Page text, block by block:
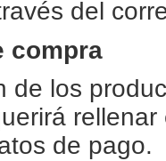
del
compra
de los
de pago.